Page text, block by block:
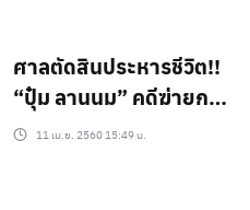
ศาลตัดสินประหารชีวิต!!
“ปุ๋ม ลานนม” คดีฆ่ายก
ครัว พร้อมชดใช้ทางแพ่ง
11 เม.ย. 2560 15:49 น.